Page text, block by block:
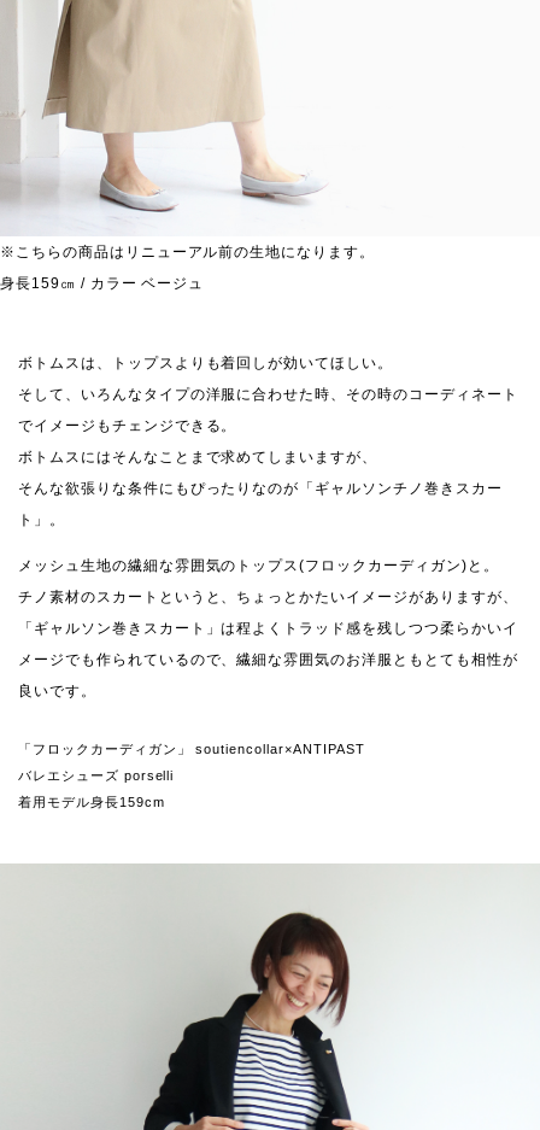
※こちらの商品はリニューアル前の生地になります。
身長159㎝ / カラー ベージュ
ボトムスは、トップスよりも着回しが効いてほしい。
そして、いろんなタイプの洋服に合わせた時、その時のコーディネート
でイメージもチェンジできる。
ボトムスにはそんなことまで求めてしまいますが、
そんな欲張りな条件にもぴったりなのが「ギャルソンチノ巻きスカー
ト」。
メッシュ生地の繊細な雰囲気のトップス(フロックカーディガン)と。
チノ素材のスカートというと、ちょっとかたいイメージがありますが、
「ギャルソン巻きスカート」は程よくトラッド感を残しつつ柔らかいイ
メージでも作られているので、繊細な雰囲気のお洋服ともとても相性が
良いです。
「フロックカーディガン」 soutiencollar×ANTIPAST
バレエシューズ porselli
着用モデル身長159cm